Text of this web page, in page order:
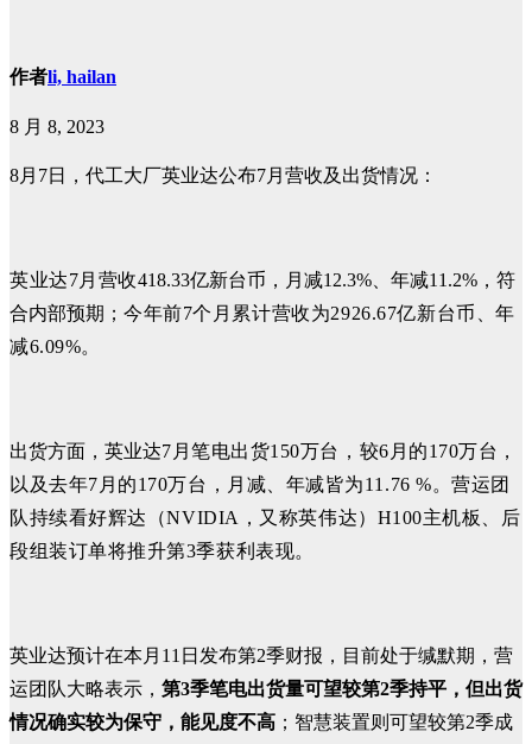
作者li, hailan
8 月 8, 2023
8月7日，代工大厂英业达公布7月营收及出货情况：
英业达7月营收418.33亿新台币，月减12.3%、年减11.2%，符
合内部预期； 今年前7个月累计营收为2926.67亿新台币、年
减6.09%。
出货方面，英业达7月笔电出货150万台， 较6月 的170万台，
以及去年7月的170万台，月减、年减皆为11.76 %。营运团
队持续看好辉达 （NVIDIA，又称英伟达） H100主机板、后
段组装订单将推升第3季获利表现。
英业达预计在本月11日发布第2季财报，目前处于缄默期，营
运团队大略表示， 第3季笔电出货量可望较第2季持平，但出货
情况确实较为保守，能见度不高 ；智慧装置则可望较第2季成